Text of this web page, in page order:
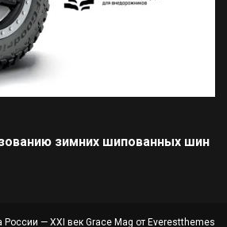
зимних шипованных шин
— XXI век Grace Mag от Everestthemes